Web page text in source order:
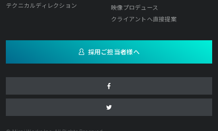
テクニカルディレクション
映像プロデュース
クライアントへ直接提案
採用ご担当者様へ